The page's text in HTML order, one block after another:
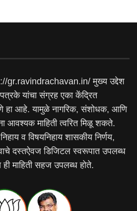
gr.ravindrachavan.in/ मुख्य उद्देश
यांचा संग्रह एका केंद्रित
हा आहे. यामुळे नागरिक, संशोधक, आणि
आवश्यक माहिती त्वरित मिळू शकते.
व विषयनिहाय शासकीय निर्णय,
दस्तऐवज डिजिटल स्वरूपात उपलब्ध
माहिती सहज उपलब्ध होते.